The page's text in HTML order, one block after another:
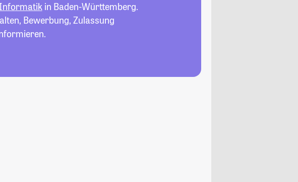
in Baden-Württemberg.
Bewerbung, Zulassung